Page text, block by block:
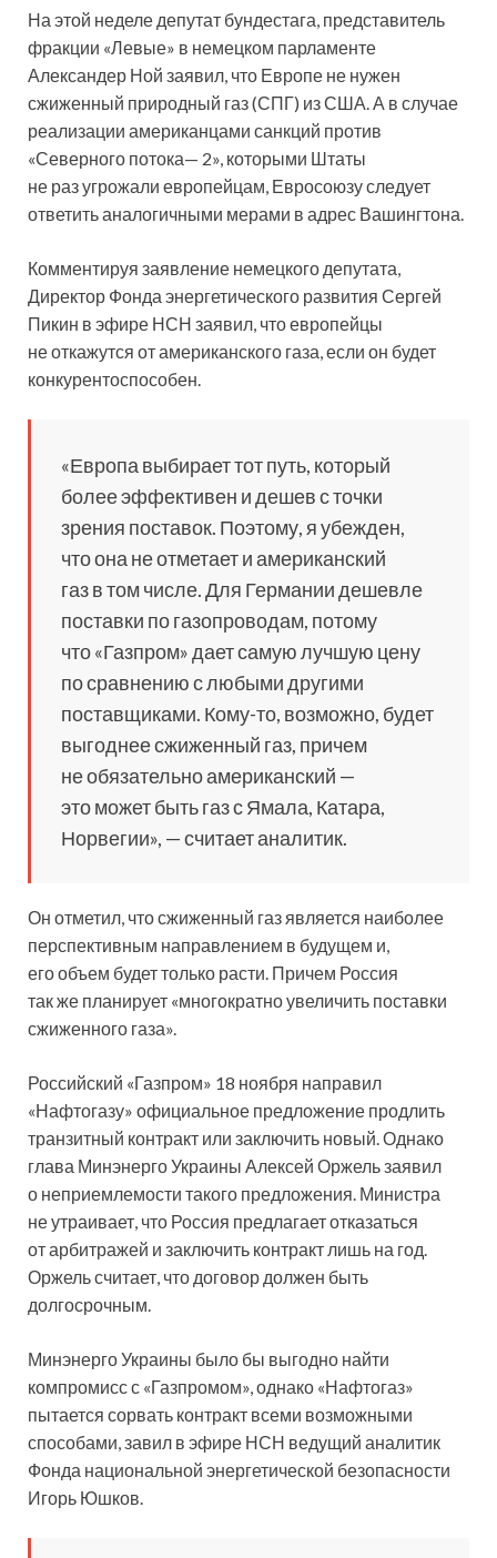
На этой неделе депутат бундестага, представитель
фракции «Левые» в немецком парламенте
Александер Ной заявил, что Европе не нужен
сжиженный природный газ (СПГ) из США. А в случае
реализации американцами санкций против
«Северного потока— 2», которыми Штаты
не раз угрожали европейцам, Евросоюзу следует
ответить аналогичными мерами в адрес Вашингтона.
Комментируя заявление немецкого депутата,
Директор Фонда энергетического развития Сергей
Пикин в эфире НСН заявил, что европейцы
не откажутся от американского газа, если он будет
конкурентоспособен.
«Европа выбирает тот путь, который
более эффективен и дешев с точки
зрения поставок. Поэтому, я убежден,
что она не отметает и американский
газ в том числе. Для Германии дешевле
поставки по газопроводам, потому
что «Газпром» дает самую лучшую цену
по сравнению с любыми другими
поставщиками. Кому-то, возможно, будет
выгоднее сжиженный газ, причем
не обязательно американский —
это может быть газ с Ямала, Катара,
Норвегии», — считает аналитик.
Он отметил, что сжиженный газ является наиболее
перспективным направлением в будущем и,
его объем будет только расти. Причем Россия
так же планирует «многократно увеличить поставки
сжиженного газа».
Российский «Газпром» 18 ноября направил
«Нафтогазу» официальное предложение продлить
транзитный контракт или заключить новый. Однако
глава Минэнерго Украины Алексей Оржель заявил
о неприемлемости такого предложения. Министра
не утраивает, что Россия предлагает отказаться
от арбитражей и заключить контракт лишь на год.
Оржель считает, что договор должен быть
долгосрочным.
Минэнерго Украины было бы выгодно найти
компромисс с «Газпромом», однако «Нафтогаз»
пытается сорвать контракт всеми возможными
способами, завил в эфире НСН ведущий аналитик
Фонда национальной энергетической безопасности
Игорь Юшков.